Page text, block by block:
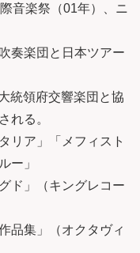
音楽祭（01年）、ニ
奏楽団と日本ツアー
統領府交響楽団と協
れる。
リア」「メフィスト
ー」
ド」（キングレコー
品集」（オクタヴィ